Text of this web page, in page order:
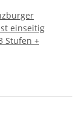
einseitig
Stufen +